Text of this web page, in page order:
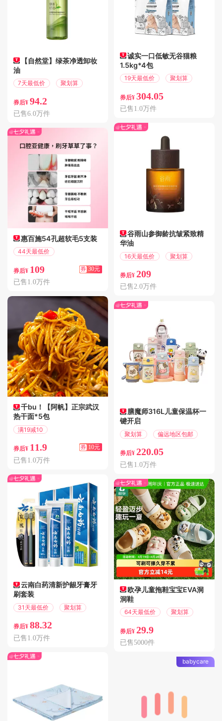
【自然堂】绿茶净透卸妆
油
7天最低价 聚划算
券后¥ 94.2
已售6.0万件
惠百施54孔超软毛5支装
44天最低价
券后¥ 109 券 30元
已售1.0万件
千bu！【阿帆】正宗武汉
热干面*5包
满19减10
券后¥ 11.9 券 10元
已售1.0万件
云南白药清新护龈牙膏牙
刷套装
31天最低价 聚划算
券后¥ 88.32
已售1.0万件
诚实一口低敏无谷猫粮
1.5kg*4包
19天最低价 聚划算
券后¥ 304.05
已售1.0万件
谷雨山参御龄抗皱紧致精
华油
16天最低价 聚划算
券后¥ 209
已售2.0万件
膳魔师316L儿童保温杯一
键开启
聚划算 偏远地区包邮
券后¥ 220.05
已售1.0万件
欧孕儿童拖鞋宝宝EVA洞
洞鞋
64天最低价 聚划算
券后¥ 29.9
已售5000件
babycare